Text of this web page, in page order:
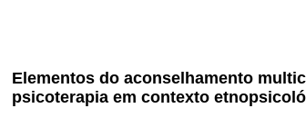
Elementos do aconselhamento
psicoterapia em contexto